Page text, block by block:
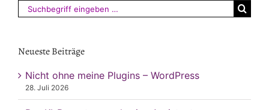
Suchen
nach:
Neueste Beiträge
Nicht ohne meine Plugins – WordPress
28. Juli 2026